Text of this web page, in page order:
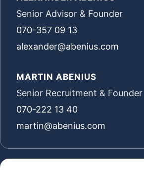
Senior Advisor & Founder
070-357 09 13
alexander@abenius.com
MARTIN ABENIUS
Senior Recruitment & Founder
070-222 13 40
martin@abenius.com